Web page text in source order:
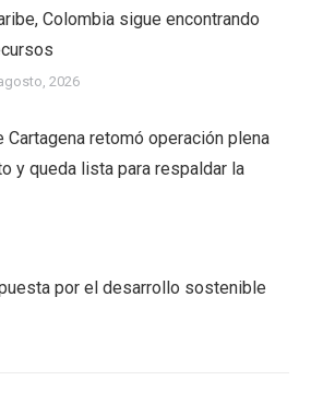
Colombia sigue encontrando
2026
Cartagena retomó operación plena
y queda lista para respaldar la
por el desarrollo sostenible